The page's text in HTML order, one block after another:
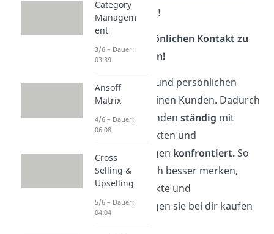
zu verbessern!
🗣 Halte persönlichen Kontakt zu
deinen Kunden!
Pflege engen und persönlichen
Kontakt zu deinen Kunden. Dadurch
sind deine Kunden ständig mit
deinen Produkten und
Dienstleistungen konfrontiert.So
können sie sich besser merken,
welche Produkte und
Dienstleistungen sie bei dir kaufen
Category
Managem
ent
3/6 – Dauer:
03:39
Ansoff
Matrix
4/6 – Dauer:
06:08
Cross
Selling &
Upselling
5/6 – Dauer:
04:04